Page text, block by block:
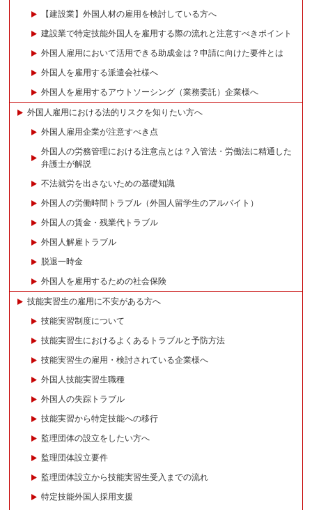
【建設業】外国人材の雇用を検討している方へ
建設業で特定技能外国人を雇用する際の流れと注意すべきポイント
外国人雇用において活用できる助成金は？申請に向けた要件とは
外国人を雇用する派遣会社様へ
外国人を雇用するアウトソーシング（業務委託）企業様へ
外国人雇用における法的リスクを知りたい方へ
外国人雇用企業が注意すべき点
外国人の労務管理における注意点とは？入管法・労働法に精通した
弁護士が解説
不法就労を出さないための基礎知識
外国人の労働時間トラブル（外国人留学生のアルバイト）
外国人の賃金・残業代トラブル
外国人解雇トラブル
脱退一時金
外国人を雇用するための社会保険
技能実習生の雇用に不安がある方へ
技能実習制度について
技能実習生におけるよくあるトラブルと予防方法
技能実習生の雇用・検討されている企業様へ
外国人技能実習生職種
外国人の失踪トラブル
技能実習から特定技能への移行
監理団体の設立をしたい方へ
監理団体設立要件
監理団体設立から技能実習生受入までの流れ
特定技能外国人採用支援